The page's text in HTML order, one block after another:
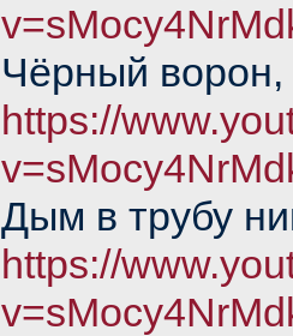
Чёрный
https://
Дым в трубу
https://